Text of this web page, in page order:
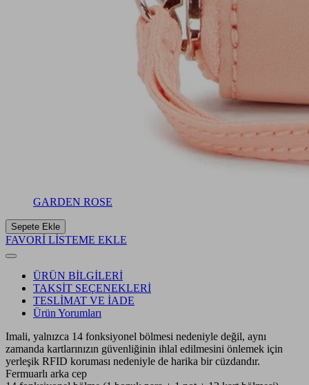
GARDEN ROSE
Sepete Ekle
FAVORİ LİSTEME EKLE
ÜRÜN BİLGİLERİ
TAKSİT SEÇENEKLERİ
TESLİMAT VE İADE
Ürün Yorumları
Imali, yalnızca 14 fonksiyonel bölmesi nedeniyle değil, aynı
zamanda kartlarınızın güvenliğinin ihlal edilmesini önlemek için
yerleşik RFID koruması nedeniyle de harika bir cüzdandır.
Fermuarlı arka cep